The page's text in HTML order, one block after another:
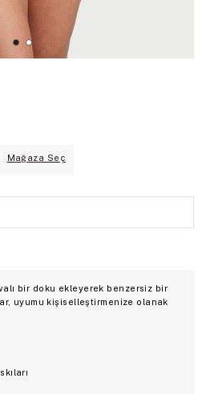
Mağaza Seç
bir doku ekleyerek benzersiz bir
uyumu kişiselleştirmenize olanak